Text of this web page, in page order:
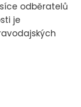
odběratelů
je